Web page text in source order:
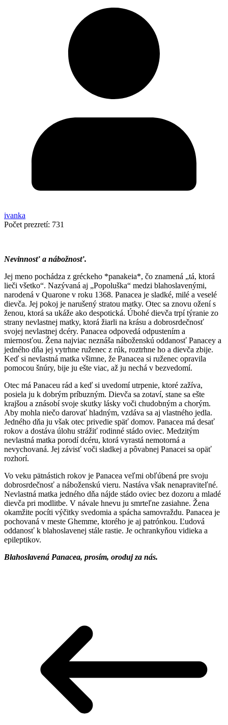
ivanka
Počet prezretí: 731
Nevinnosť a nábožnosť.
Jej meno pochádza z gréckeho *panakeia*, čo znamená „tá, ktorá
lieči všetko“. Nazývaná aj „Popoluška“ medzi blahoslavenými,
narodená v Quarone v roku 1368. Panacea je sladké, milé a veselé
dievča. Jej pokoj je narušený stratou matky. Otec sa znovu ožení s
ženou, ktorá sa ukáže ako despotická. Úbohé dievča trpí týranie zo
strany nevlastnej matky, ktorá žiarli na krásu a dobrosrdečnosť
svojej nevlastnej dcéry. Panacea odpovedá odpustením a
miernosťou. Žena najviac neznáša náboženskú oddanosť Panacey a
jedného dňa jej vytrhne ruženec z rúk, roztrhne ho a dievča zbije.
Keď si nevlastná matka všimne, že Panacea si ruženec opravila
pomocou šnúry, bije ju ešte viac, až ju nechá v bezvedomí.
Otec má Panaceu rád a keď si uvedomí utrpenie, ktoré zažíva,
posiela ju k dobrým príbuzným. Dievča sa zotaví, stane sa ešte
krajšou a znásobí svoje skutky lásky voči chudobným a chorým.
Aby mohla niečo darovať hladným, vzdáva sa aj vlastného jedla.
Jedného dňa ju však otec privedie späť domov. Panacea má desať
rokov a dostáva úlohu strážiť rodinné stádo oviec. Medzitým
nevlastná matka porodí dcéru, ktorá vyrastá nemotorná a
nevychovaná. Jej závisť voči sladkej a pôvabnej Panacei sa opäť
rozhorí.
Vo veku pätnástich rokov je Panacea veľmi obľúbená pre svoju
dobrosrdečnosť a náboženskú vieru. Nastáva však nenapraviteľné.
Nevlastná matka jedného dňa nájde stádo oviec bez dozoru a mladé
dievča pri modlitbe. V návale hnevu ju smrteľne zasiahne. Žena
okamžite pocíti výčitky svedomia a spácha samovraždu. Panacea je
pochovaná v meste Ghemme, ktorého je aj patrónkou. Ľudová
oddanosť k blahoslavenej stále rastie. Je ochrankyňou vidieka a
epileptikov.
Blahoslavená Panacea, prosím, oroduj za nás.